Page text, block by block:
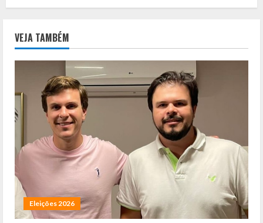
VEJA TAMBÉM
Eleições 2026